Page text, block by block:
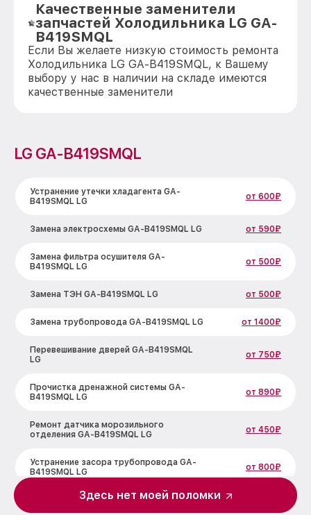
Качественные заменители
запчастей Холодильника LG GA-
B419SMQL
Если Вы желаете низкую стоимость ремонта
Холодильника LG GA-B419SMQL, к Вашему
выбору у нас в наличии на складе имеются
качественные заменители
LG GA-B419SMQL
Устранение утечки хладагента GA-
B419SMQL LG
от 600₽
Замена электросхемы GA-B419SMQL LG от 590₽
Замена фильтра осушителя GA-
B419SMQL LG
от 500₽
Замена ТЭН GA-B419SMQL LG от 500₽
Замена трубопровода GA-B419SMQL LG от 1400₽
Перевешивание дверей GA-B419SMQL
LG
от 750₽
Прочистка дренажной системы GA-
B419SMQL LG
от 890₽
Ремонт датчика морозильного
отделения GA-B419SMQL LG
от 450₽
Устранение засора трубопровода GA-
B419SMQL LG
от 800₽
Ремонт испарителя GA-B419SMQL LG
Здесь нет моей поломки